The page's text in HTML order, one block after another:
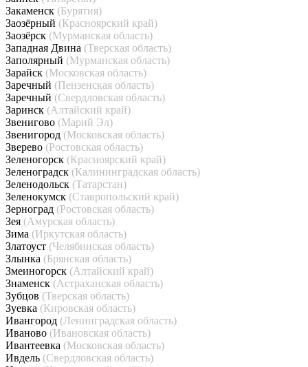
Закаменск (Бурятия)
Заозёрный (Красноярский край)
Заозёрск (Мурманская область)
Западная Двина (Тверская область)
Заполярный (Мурманская область)
Зарайск (Московская область)
Заречный (Пензенская область)
Заречный (Свердловская область)
Заринск (Алтайский край)
Звенигово (Марий Эл)
Звенигород (Московская область)
Зверево (Ростовская область)
Зеленогорск (Красноярский край)
Зеленоградск (Калининградская область)
Зеленодольск (Татарстан)
Зеленокумск (Ставропольский край)
Зерноград (Ростовская область)
Зея (Амурская область)
Зима (Иркутская область)
Златоуст (Челябинская область)
Злынка (Брянская область)
Змеиногорск (Алтайский край)
Знаменск (Астраханская область)
Зубцов (Тверская область)
Зуевка (Кировская область)
Ивангород (Ленинградская область)
Иваново (Ивановская область)
Ивантеевка (Московская область)
Ивдель (Свердловская область)